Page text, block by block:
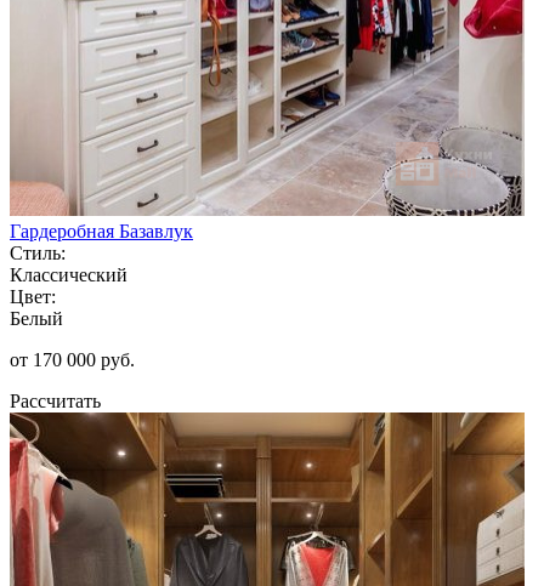
Гардеробная Базавлук
Стиль:
Классический
Цвет:
Белый
от 170 000 руб.
Рассчитать